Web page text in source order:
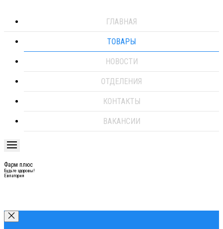
ГЛАВНАЯ
ТОВАРЫ
НОВОСТИ
ОТДЕЛЕНИЯ
КОНТАКТЫ
ВАКАНСИИ
Фарм плюс
Будьте здоровы!
Евпатория